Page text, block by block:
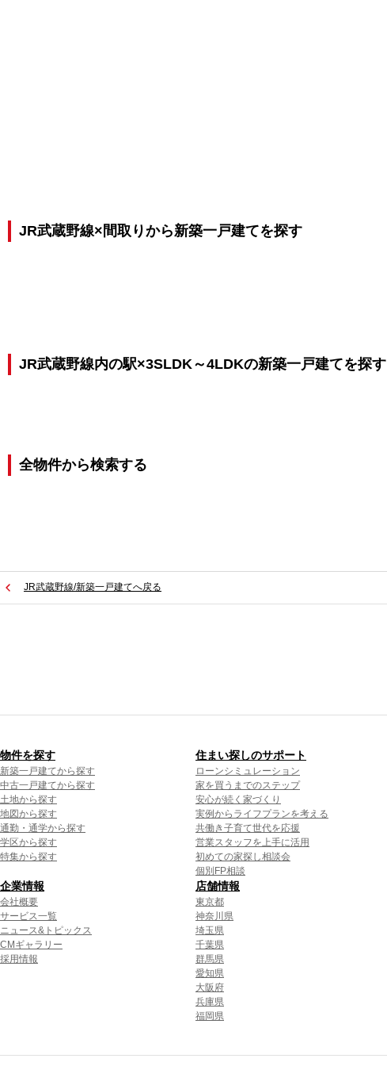
JR武蔵野線×間取りから新築一戸建てを探す
JR武蔵野線内の駅×3SLDK～4LDKの新築一戸建てを探す
全物件から検索する
JR武蔵野線/新築一戸建てへ戻る
物件を探す
新築一戸建てから探す
中古一戸建てから探す
土地から探す
地図から探す
通勤・通学から探す
学区から探す
特集から探す
住まい探しのサポート
ローンシミュレーション
家を買うまでのステップ
安心が続く家づくり
実例からライフプランを考える
共働き子育て世代を応援
営業スタッフを上手に活用
初めての家探し相談会
個別FP相談
企業情報
会社概要
サービス一覧
ニュース&トピックス
CMギャラリー
採用情報
店舗情報
東京都
神奈川県
埼玉県
千葉県
群馬県
愛知県
大阪府
兵庫県
福岡県